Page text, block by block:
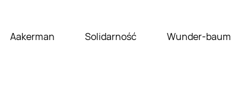
Aakerman Solidarność Wunder-baum